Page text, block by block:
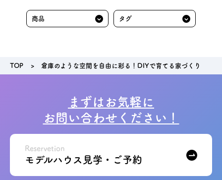
TOP 倉庫のような空間を自由に彩る！DIYで育てる家づくり
まずはお気軽に
お問い合わせください！
モデルハウス見学・ご予約
Reservetion